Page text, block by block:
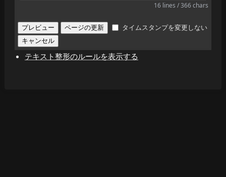
16 lines / 366 chars
タイムスタンプを変更しない
テキスト整形のルールを表示する